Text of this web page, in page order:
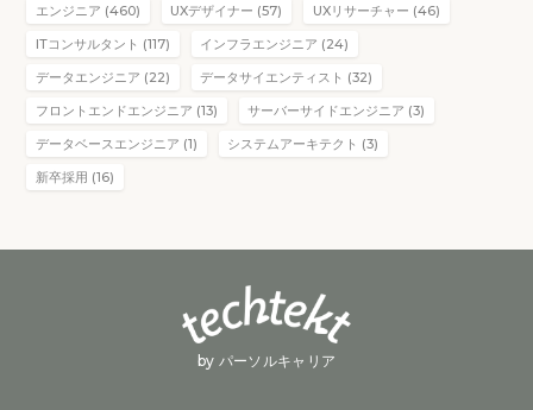
エンジニア (460) UXデザイナー (57)
UXリサーチャー (46)
ITコンサルタント (117)
インフラエンジニア (24)
データエンジニア (22)
データサイエンティスト (32)
フロントエンドエンジニア (13)
サーバーサイドエンジニア (3)
データベースエンジニア (1)
システムアーキテクト (3)
新卒採用 (16)
by パーソルキャリア